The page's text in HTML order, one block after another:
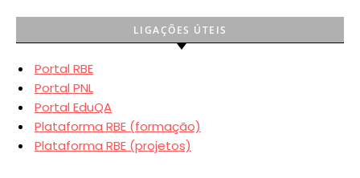
LIGAÇÕES ÚTEIS
Portal RBE
Portal PNL
Portal EduQA
Plataforma RBE (formação)
Plataforma RBE (projetos)